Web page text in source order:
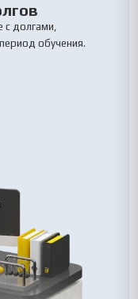
с долгами,
обучения.